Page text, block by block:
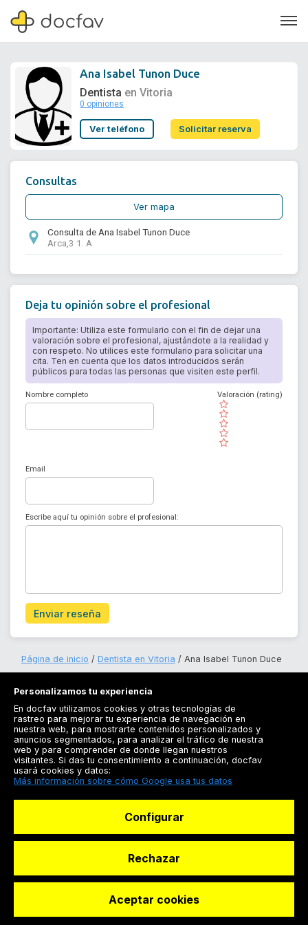
Soporte
Ana Isabel Tunon Duce
Dentista en Vitoria
0 opiniones
Ver teléfono Solicitar reserva
Solicitar reserva
Consultas
Ver mapa
Consulta de Ana Isabel Tunon Duce
Arca,3 1. A
Deja tu opinión sobre el profesional
Importante: Utiliza este formulario con el fin de dejar una
valoración sobre el profesional, ajustándote a la realidad y
con respeto. No utilices este formulario para solicitar una
cita. Ten en cuenta que los datos introducidos serán
públicos para todas las personas que visiten este perfil.
Nombre completo
( )
( )
( )
( )
( )
Valoración (rating)
Email
Escribe aquí tu opinión sobre el profesional:
Enviar reseña
Página de inicio Dentista en Vitoria Ana Isabel Tunon Duce
Registrarse
Docfav
© Dashboard Technologies S.L
Personalizamos tu experiencia
En docfav utilizamos cookies y otras tecnologías de
rastreo para mejorar tu experiencia de navegación en
nuestra web, para mostrarte contenidos personalizados y
anuncios segmentados, para analizar el tráfico de nuestra
web y para comprender de donde llegan nuestros
visitantes. Si das tu consentimiento a continuación, docfav
usará cookies y datos:
Más información sobre cómo Google usa tus datos
Configurar
Rechazar
Aceptar cookies